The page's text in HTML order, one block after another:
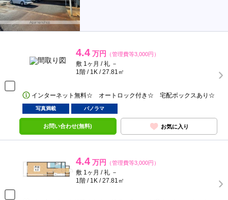
4.4 万円 （管理費等3,000円）
敷 1ヶ月 / 礼 －
1階 / 1K / 27.81㎡
インターネット無料☆ オートロック付き☆ 宅配ボックスあり☆
写真満載 パノラマ
お問い合わせ(無料) お気に入り
4.4 万円 （管理費等3,000円）
敷 1ヶ月 / 礼 －
1階 / 1K / 27.81㎡